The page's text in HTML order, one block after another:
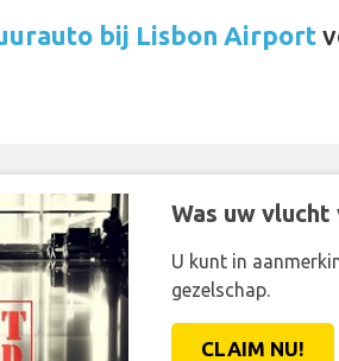
bij Lisbon Airport
Was uw
U kunt in
gezelschap.
CLAIM NU!